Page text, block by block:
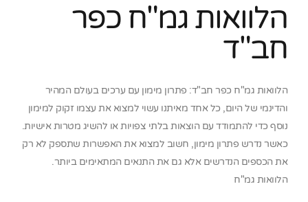
הלוואות גמ"ח כפר
חב"ד
הלוואות גמ"ח כפר חב"ד: פתרון מימון עם ערכים בעולם המהיר
והדינמי של היום, כל אחד מאיתנו עשוי למצוא את עצמו זקוק למימון
נוסף כדי להתמודד עם הוצאות בלתי צפויות או להשיג מטרות אישיות.
כאשר נדרש פתרון מימון, חשוב למצוא את האפשרות שתספק לא רק
את הכספים הנדרשים אלא גם את התנאים המתאימים ביותר.
הלוואות גמ"ח